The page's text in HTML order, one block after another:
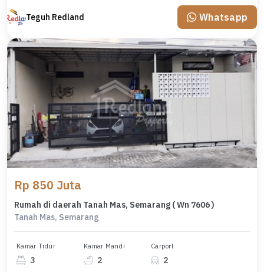
Teguh Redland Whatsapp
Rp 850 Juta
Rumah di daerah Tanah Mas, Semarang ( Wn 7606 )
Tanah Mas, Semarang
Kamar Tidur
3
Kamar Mandi
2
Carport
2